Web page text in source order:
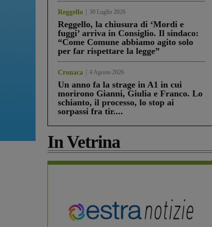
Reggello 30 Luglio 2026
Reggello, la chiusura di ‘Mordi e
fuggi’ arriva in Consiglio. Il sindaco:
“Come Comune abbiamo agito solo
per far rispettare la legge”
Cronaca 4 Agosto 2026
Un anno fa la strage in A1 in cui
morirono Gianni, Giulia e Franco. Lo
schianto, il processo, lo stop ai
sorpassi fra tir....
In Vetrina